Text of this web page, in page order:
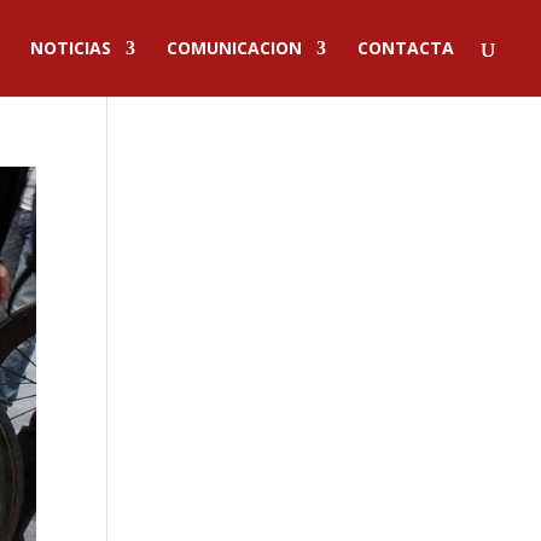
NOTICIAS COMUNICACION CONTACTA